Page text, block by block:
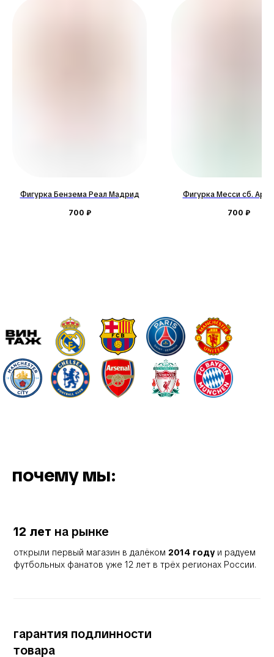
Фигурка Бензема Реал Мадрид
700 ₽
Фигурка Месси сб.
700 ₽
почему мы:
12 лет на рынке
открыли первый магазин в далёком2014 году и радуем
футбольных фанатов уже 12 лет в трёх регионах России.
гарантия подлинности
товара